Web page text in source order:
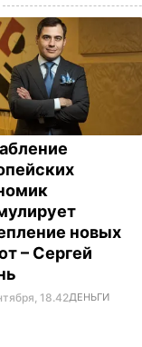
новых
– Сергей
18.42ДЕНЬГИ